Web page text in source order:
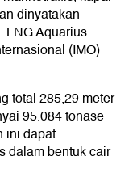
dinyatakan
LNG Aquarius
(IMO)
total 285,29 meter
95.084 tonase
ini dapat
dalam bentuk cair